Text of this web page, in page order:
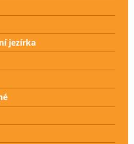
jezírka